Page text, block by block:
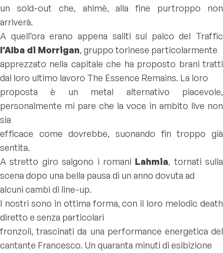
un sold-out che, ahimè, alla fine purtroppo non
arriverà.
A quell’ora erano appena saliti sul palco del Traffic
l’Alba di Morrigan, gruppo torinese particolarmente
apprezzato nella capitale che ha proposto brani tratti
dal loro ultimo lavoro The Essence Remains. La loro
proposta è un metal alternativo piacevole,
personalmente mi pare che la voce in ambito live non
sia
efficace come dovrebbe, suonando fin troppo già
sentita.
A stretto giro salgono i romani Lahmia, tornati sulla
scena dopo una bella pausa di un anno dovuta ad
alcuni cambi di line-up.
I nostri sono in ottima forma, con il loro melodic death
diretto e senza particolari
fronzoli, trascinati da una performance energetica del
cantante Francesco. Un quaranta minuti di esibizione